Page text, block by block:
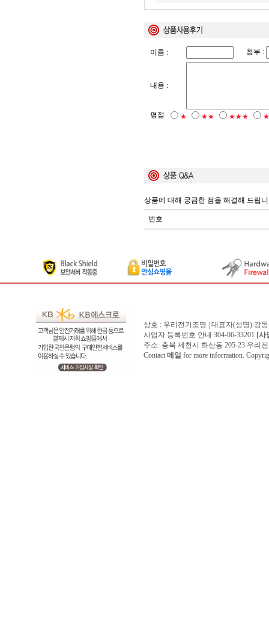
이름 : 첨부 :
내용 :
평점 ★ ★★ ★★★
상품에 대해 궁금한 점을 해결해 드립
번호
상호 : 우리전기조명 | 대표자(성명):강
사업자 등록번호 안내 304-06-33201 [사
주소: 충북 제천시 화산동 205-23 우리
Contact 메일 for more information.